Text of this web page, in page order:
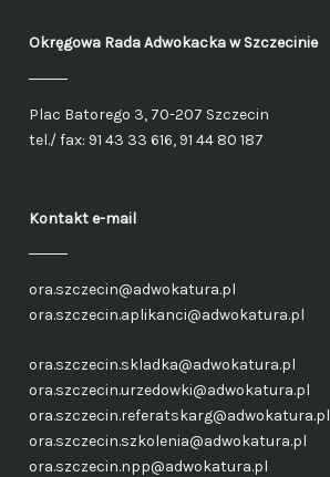
Okręgowa Rada Adwokackaw Szczecinie
Plac Batorego 3, 70-207 Szczecin
tel./ fax: 91 43 33 616, 91 44 80 187
Kontakt e-mail
ora.szczecin@adwokatura.pl
ora.szczecin.aplikanci@adwokatura.pl
ora.szczecin.skladka@adwokatura.pl
ora.szczecin.urzedowki@adwokatura.pl
ora.szczecin.referatskarg@adwokatura.pl
ora.szczecin.szkolenia@adwokatura.pl
ora.szczecin.npp@adwokatura.pl